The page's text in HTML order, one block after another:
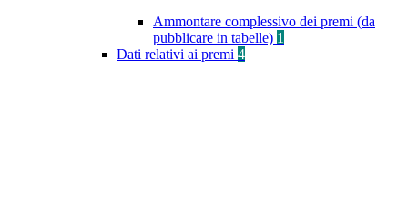
Ammontare complessivo dei premi (da
pubblicare in tabelle) 1
Dati relativi ai premi 4